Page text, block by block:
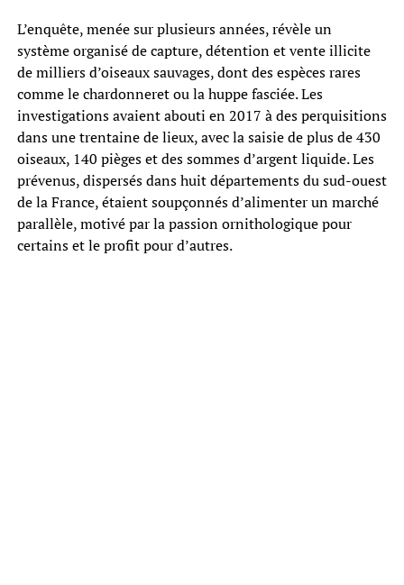
L’enquête, menée sur plusieurs années, révèle un
système organisé de capture, détention et vente illicite
de milliers d’oiseaux sauvages, dont des espèces rares
comme le chardonneret ou la huppe fasciée. Les
investigations avaient abouti en 2017 à des perquisitions
dans une trentaine de lieux, avec la saisie de plus de 430
oiseaux, 140 pièges et des sommes d’argent liquide. Les
prévenus, dispersés dans huit départements du sud-ouest
de la France, étaient soupçonnés d’alimenter un marché
parallèle, motivé par la passion ornithologique pour
certains et le profit pour d’autres.